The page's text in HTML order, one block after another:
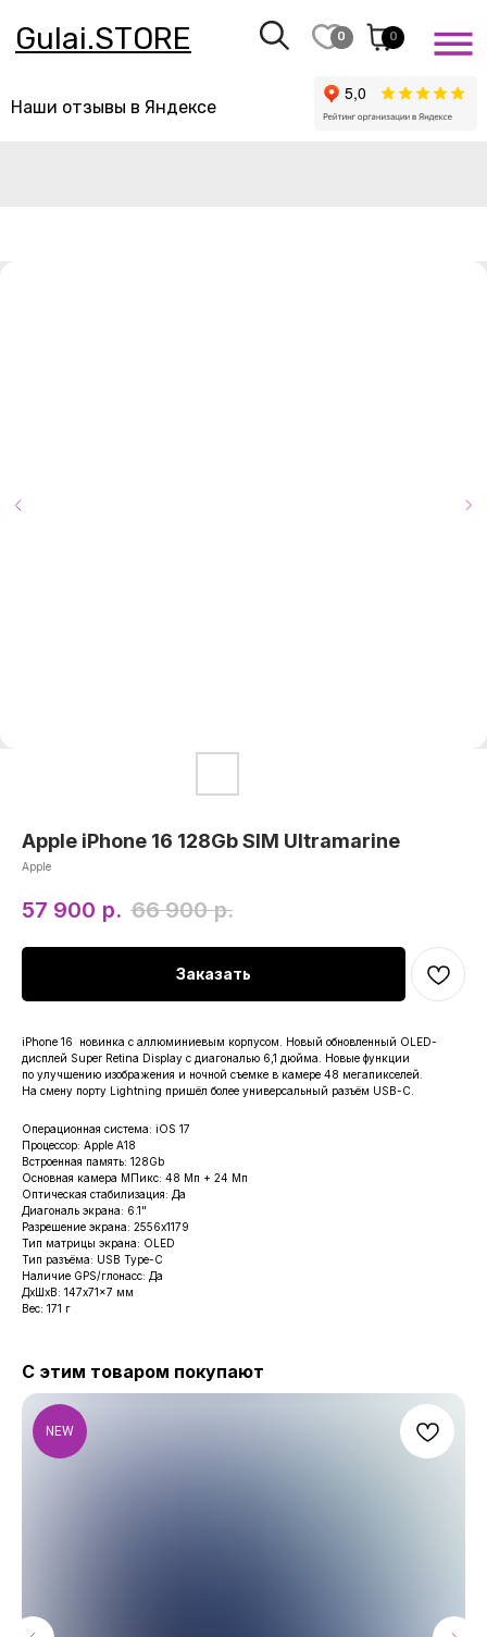
0
Gulai.STORE
Наши отзывы в Яндексе
Apple iPhone 16 128Gb SIM Ultramarine
Apple
57 900 р. 66 900 р.
Заказать
iPhone 16 новинка с аллюминиевым корпусом. Новый обновленный OLED-
дисплей Super Retina Display с диагональю 6,1 дюйма. Новые функции
по улучшению изображения и ночной съемке в камере 48 мегапикселей.
На смену порту Lightning пришёл более универсальный разъём USB-C.
Операционная система: iOS 17
Процессор: Apple A18
Встроенная память: 128Gb
Основная камера МПикс: 48 Мп + 24 Мп
Оптическая стабилизация: Да
Диагональ экрана: 6.1"
Разрешение экрана: 2556x1179
Тип матрицы экрана: OLED
Тип разъёма: USB Type-C
Наличие GPS/глонасс: Да
ДxШxВ: 147x71x7 мм
Вес: 171 г
С этим товаром покупают
NEW